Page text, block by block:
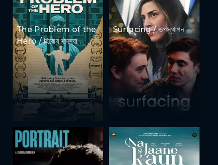
The Problem of the
Hero / হিরোর সমস্যা
Surfacing / উপস্থাপন